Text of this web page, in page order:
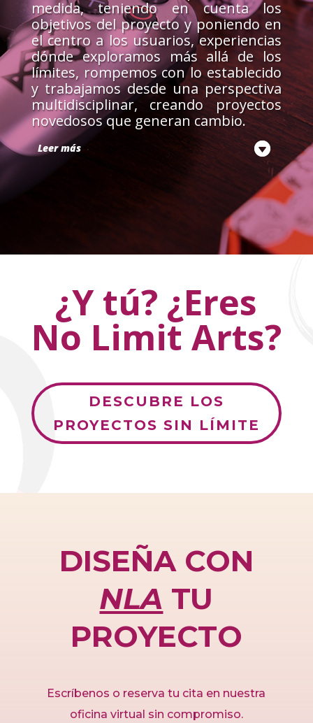
medida, teniendo en cuenta los
objetivos del proyecto y poniendo en
el centro a los usuarios, experiencias
dónde exploramos más allá de los
límites, rompemos con lo establecido
y trabajamos desde una perspectiva
multidisciplinar, creando proyectos
novedosos que generan cambio.
Leer más
¿Y tú? ¿Eres
No Limit Arts?
DESCUBRE LOS
PROYECTOS SIN LÍMITE
DISEÑA CON
NLA TU
PROYECTO
Escríbenos o reserva tu cita en nuestra
oficina virtual sin compromiso.